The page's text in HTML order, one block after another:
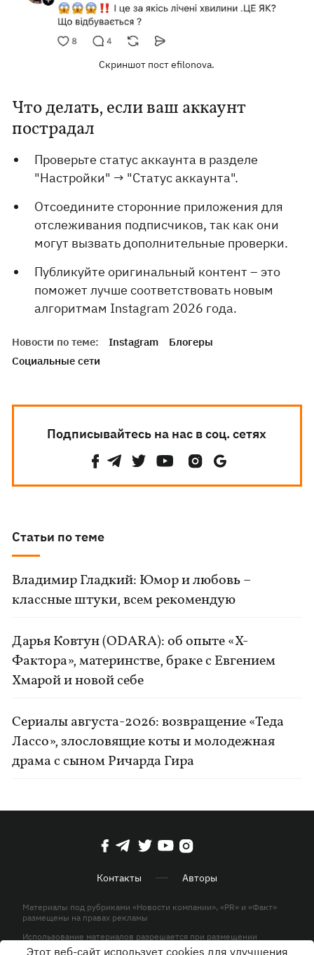
Скриншот пост efilonova.
Что делать, если ваш аккаунт
пострадал
Проверьте статус аккаунта в разделе
"Настройки" → "Статус аккаунта".
Отсоедините сторонние приложения для
отслеживания подписчиков, так как они
могут вызвать дополнительные проверки.
Публикуйте оригинальный контент – это
поможет лучше соответствовать новым
алгоритмам Instagram 2026 года.
Новости по теме: Instagram
Блогеры
Социальные сети
Подписывайтесь на нас в соц. сетях
Статьи по теме
Владимир Гладкий: Юмор и любовь –
классные штуки, всем рекомендую
Дарья Ковтун (ODARA): об опыте «Х-
Фактора», материнстве, браке с Евгением
Хмарой и новой себе
Сериалы августа-2026: возвращение «Теда
Лассо», злословящие коты и молодежная
драма с сыном Ричарда Гира
Контакты Авторы
Материалы под рубриками «Новости компании», «PR» и «Факт»
размещены на правах рекламы
Использование материалов разрешается при размещении
активной гиперссылки на KP.UA в первом абзаце.
Этот веб-сайт использует cookies для улучшения